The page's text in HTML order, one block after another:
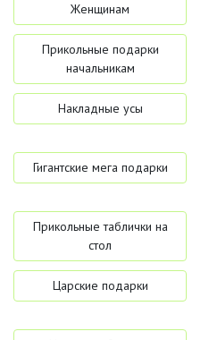
Женщинам
Прикольные подарки
начальникам
Накладные усы
Гигантские мега подарки
Прикольные таблички на
стол
Царские подарки